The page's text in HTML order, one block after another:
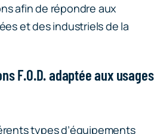
afin de répondre aux
et des industriels de la
F.O.D. adaptée aux usages
types d’équipements